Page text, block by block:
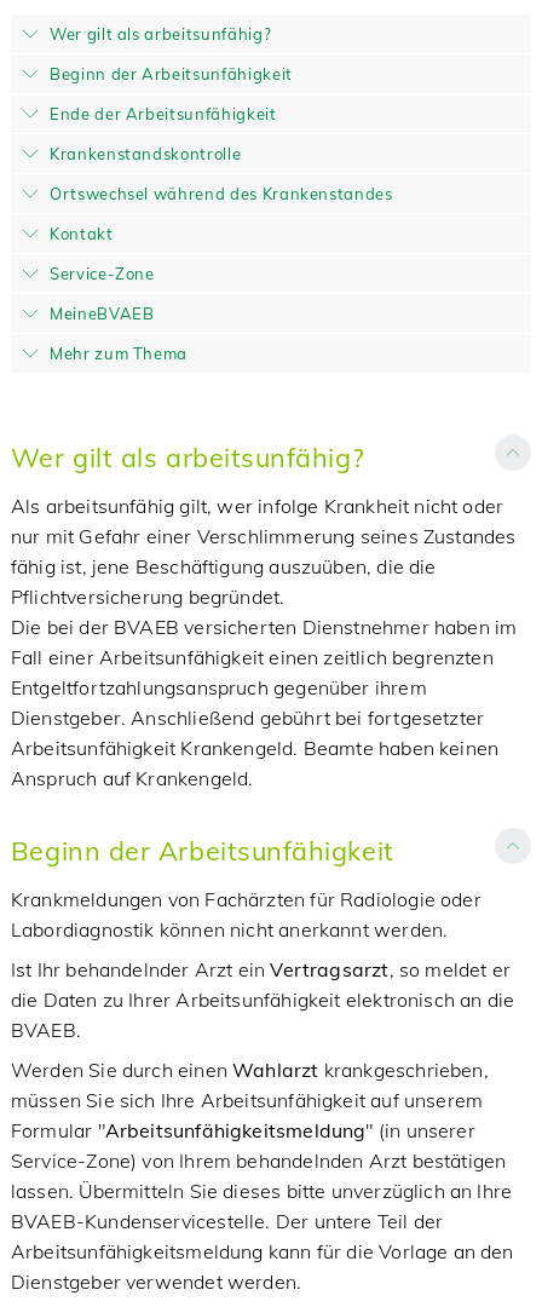
Wer gilt als arbeitsunfähig?
Beginn der Arbeitsunfähigkeit
Ende der Arbeitsunfähigkeit
Krankenstandskontrolle
Ortswechsel während des Krankenstandes
Kontakt
Service-Zone
MeineBVAEB
Mehr zum Thema
Wer gilt als arbeitsunfähig?
Als arbeitsunfähig gilt, wer infolge Krankheit nicht oder
nur mit Gefahr einer Verschlimmerung seines Zustandes
fähig ist, jene Beschäftigung auszuüben, die die
Pflichtversicherung begründet.
Die bei der BVAEB versicherten Dienstnehmer haben im
Fall einer Arbeitsunfähigkeit einen zeitlich begrenzten
Entgeltfortzahlungsanspruch gegenüber ihrem
Dienstgeber. Anschließend gebührt bei fortgesetzter
Arbeitsunfähigkeit Krankengeld. Beamte haben keinen
Anspruch auf Krankengeld.
Beginn der Arbeitsunfähigkeit
Krankmeldungen von Fachärzten für Radiologie oder
Labordiagnostik können nicht anerkannt werden.
Ist Ihr behandelnder Arzt einVertragsarzt, so meldet er
die Daten zu Ihrer Arbeitsunfähigkeit elektronisch an die
BVAEB.
Werden Sie durch einenWahlarzt krankgeschrieben,
müssen Sie sich Ihre Arbeitsunfähigkeit auf unserem
Formular "Arbeitsunfähigkeitsmeldung" (in unserer
Service-Zone) von Ihrem behandelnden Arzt bestätigen
lassen. Übermitteln Sie dieses bitte unverzüglich an Ihre
BVAEB-Kundenservicestelle. Der untere Teil der
Arbeitsunfähigkeitsmeldung kann für die Vorlage an den
Dienstgeber verwendet werden.